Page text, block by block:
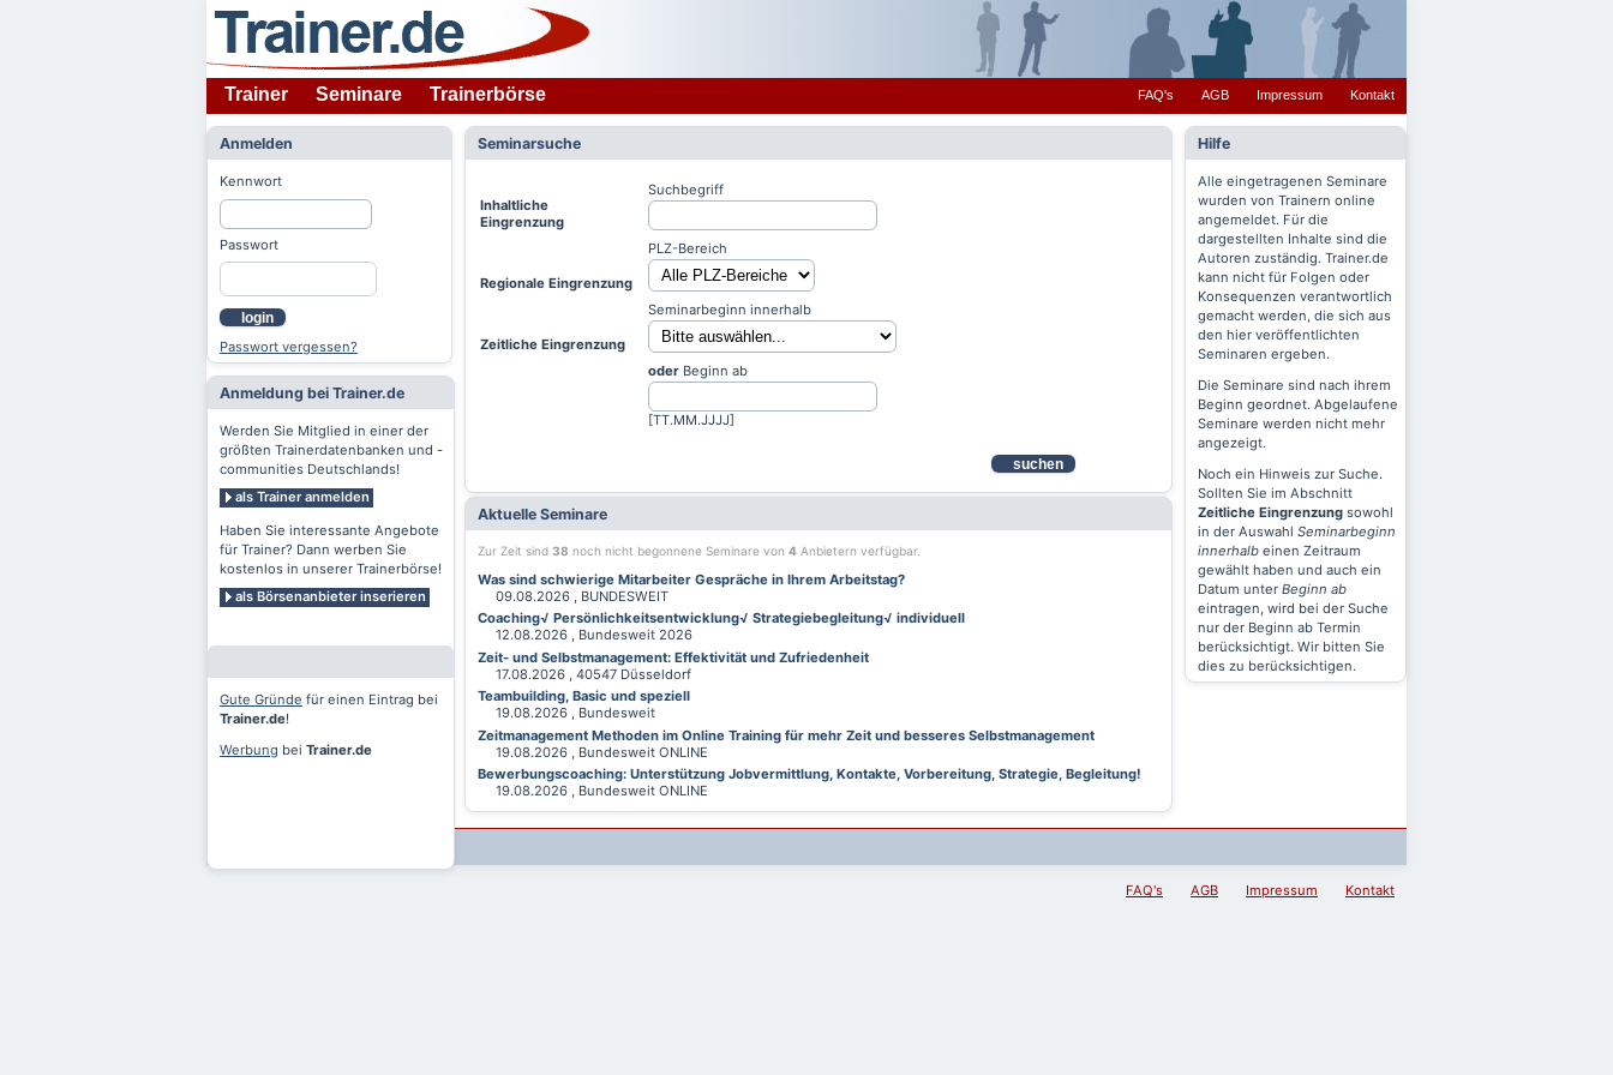
Trainer Seminare Trainerbörse FAQ's AGB Impressum Kontakt
Anmelden
Kennwort
Passwort
login
Passwort vergessen?
Anmeldung bei Trainer.de
Werden Sie Mitglied in einer der
größten Trainerdatenbanken und -
communities Deutschlands!
als Trainer anmelden
Haben Sie interessante Angebote
für Trainer? Dann werben Sie
kostenlos in unserer Trainerbörse!
als Börsenanbieter inserieren
Gute Gründe für einen Eintrag bei
Trainer.de!
Werbung bei Trainer.de
Hilfe
Alle eingetragenen Seminare
wurden von Trainern online
angemeldet. Für die
dargestellten Inhalte sind die
Autoren zuständig. Trainer.de
kann nicht für Folgen oder
Konsequenzen verantwortlich
gemacht werden, die sich aus
den hier veröffentlichten
Seminaren ergeben.
Die Seminare sind nach ihrem
Beginn geordnet. Abgelaufene
Seminare werden nicht mehr
angezeigt.
Noch ein Hinweis zur Suche.
Sollten Sie im Abschnitt
Zeitliche Eingrenzung sowohl
in der Auswahl Seminarbeginn
innerhalb einen Zeitraum
gewählt haben und auch ein
Datum unter Beginn ab
eintragen, wird bei der Suche
nur der Beginn ab Termin
berücksichtigt. Wir bitten Sie
dies zu berücksichtigen.
Seminarsuche
Inhaltliche
Eingrenzung
Suchbegriff
Regionale Eingrenzung
PLZ-Bereich
Zeitliche Eingrenzung
Seminarbeginn innerhalb
oder Beginn ab
[TT.MM.JJJJ]
suchen
Aktuelle Seminare
Zur Zeit sind 38 noch nicht begonnene Seminare von 4 Anbietern verfügbar.
Was sind schwierige Mitarbeiter Gespräche in Ihrem Arbeitstag?
09.08.2026 , BUNDESWEIT
Coaching√ Persönlichkeitsentwicklung√ Strategiebegleitung√ individuell
12.08.2026 , Bundesweit 2026
Zeit- und Selbstmanagement: Effektivität und Zufriedenheit
17.08.2026 , 40547 Düsseldorf
Teambuilding, Basic und speziell
19.08.2026 , Bundesweit
Zeitmanagement Methoden im Online Training für mehr Zeit und besseres Selbstmanagement
19.08.2026 , Bundesweit ONLINE
Bewerbungscoaching: Unterstützung Jobvermittlung, Kontakte, Vorbereitung, Strategie, Begleitung!
19.08.2026 , Bundesweit ONLINE
FAQ's AGB Impressum Kontakt